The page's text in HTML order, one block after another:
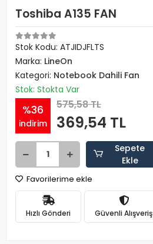
Toshiba A135 FAN
Stok Kodu: ATJIDJFLTS
Marka: LineOn
Kategori: Notebook Dahili Fan
Stok: Stokta Var
%36
indirim
575,58 TL
369,54 TL
Sepete
Ekle
Favorilerime ekle
Hızlı Gönderi Güvenli Alışveriş